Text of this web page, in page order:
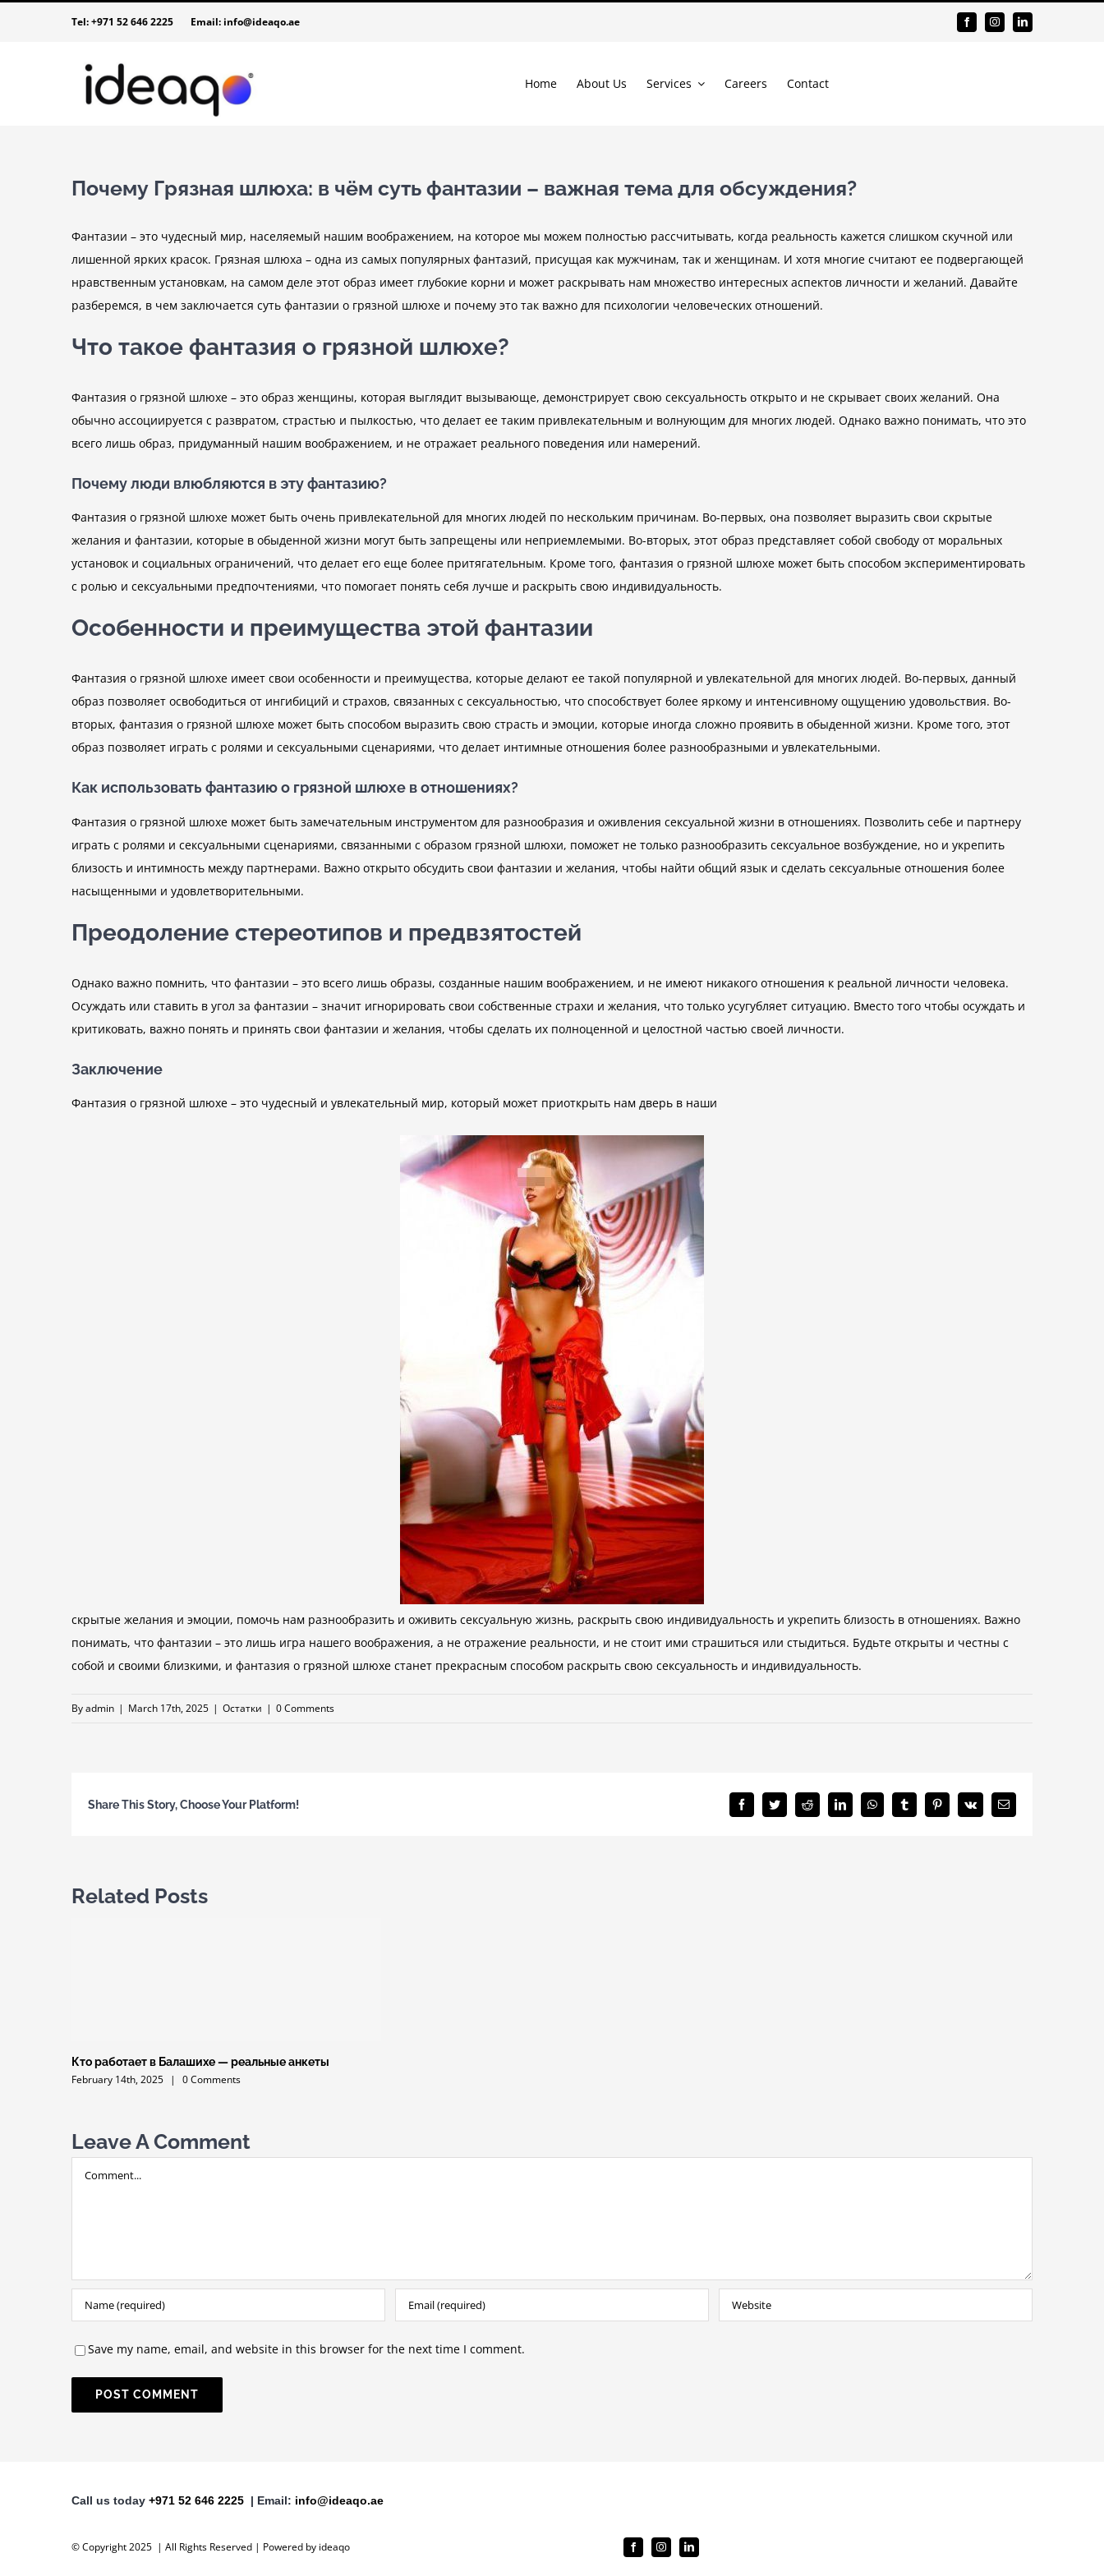
Tel:+971 52 646 2225 Email: info@ideaqo.ae
Home About Us Services Careers Contact
Почему Грязная шлюха: в чём суть фантазии – важная тема для обсуждения?
Фантазии – это чудесный мир, населяемый нашим воображением, на которое мы можем полностью рассчитывать, когда реальность кажется слишком скучной или
лишенной ярких красок. Грязная шлюха – одна из самых популярных фантазий, присущая как мужчинам, так и женщинам. И хотя многие считают ее подвергающей
нравственным установкам, на самом деле этот образ имеет глубокие корни и может раскрывать нам множество интересных аспектов личности и желаний. Давайте
разберемся, в чем заключается суть фантазии о грязной шлюхе и почему это так важно для психологии человеческих отношений.
Что такое фантазия о грязной шлюхе?
Фантазия о грязной шлюхе – это образ женщины, которая выглядит вызывающе, демонстрирует свою сексуальность открыто и не скрывает своих желаний. Она
обычно ассоциируется с развратом, страстью и пылкостью, что делает ее таким привлекательным и волнующим для многих людей. Однако важно понимать, что это
всего лишь образ, придуманный нашим воображением, и не отражает реального поведения или намерений.
Почему люди влюбляются в эту фантазию?
Фантазия о грязной шлюхе может быть очень привлекательной для многих людей по нескольким причинам. Во-первых, она позволяет выразить свои скрытые
желания и фантазии, которые в обыденной жизни могут быть запрещены или неприемлемыми. Во-вторых, этот образ представляет собой свободу от моральных
установок и социальных ограничений, что делает его еще более притягательным. Кроме того, фантазия о грязной шлюхе может быть способом экспериментировать
с ролью и сексуальными предпочтениями, что помогает понять себя лучше и раскрыть свою индивидуальность.
Особенности и преимущества этой фантазии
Фантазия о грязной шлюхе имеет свои особенности и преимущества, которые делают ее такой популярной и увлекательной для многих людей. Во-первых, данный
образ позволяет освободиться от ингибиций и страхов, связанных с сексуальностью, что способствует более яркому и интенсивному ощущению удовольствия. Во-
вторых, фантазия о грязной шлюхе может быть способом выразить свою страсть и эмоции, которые иногда сложно проявить в обыденной жизни. Кроме того, этот
образ позволяет играть с ролями и сексуальными сценариями, что делает интимные отношения более разнообразными и увлекательными.
Как использовать фантазию о грязной шлюхе в отношениях?
Фантазия о грязной шлюхе может быть замечательным инструментом для разнообразия и оживления сексуальной жизни в отношениях. Позволить себе и партнеру
играть с ролями и сексуальными сценариями, связанными с образом грязной шлюхи, поможет не только разнообразить сексуальное возбуждение, но и укрепить
близость и интимность между партнерами. Важно открыто обсудить свои фантазии и желания, чтобы найти общий язык и сделать сексуальные отношения более
насыщенными и удовлетворительными.
Преодоление стереотипов и предвзятостей
Однако важно помнить, что фантазии – это всего лишь образы, созданные нашим воображением, и не имеют никакого отношения к реальной личности человека.
Осуждать или ставить в угол за фантазии – значит игнорировать свои собственные страхи и желания, что только усугубляет ситуацию. Вместо того чтобы осуждать и
критиковать, важно понять и принять свои фантазии и желания, чтобы сделать их полноценной и целостной частью своей личности.
Заключение
Фантазия о грязной шлюхе – это чудесный и увлекательный мир, который может приоткрыть нам дверь в наши
скрытые желания и эмоции, помочь нам разнообразить и оживить сексуальную жизнь, раскрыть свою индивидуальность и укрепить близость в отношениях. Важно
понимать, что фантазии – это лишь игра нашего воображения, а не отражение реальности, и не стоит ими страшиться или стыдиться. Будьте открыты и честны с
собой и своими близкими, и фантазия о грязной шлюхе станет прекрасным способом раскрыть свою сексуальность и индивидуальность.
Byadmin | March 17th, 2025 | Остатки | 0 Comments
Share This Story, Choose Your Platform! FacebookTwitterReddit LinkedInWhatsAppTumblrPinterest
Vk Email
Related Posts
Кто работает в Балашихе — реальные анкеты
February 14th, 2025 | 0 Comments
Leave A Comment
Save my name, email, and website in this browser for the next time I comment.
Call us today +971 52 646 2225 | Email: info@ideaqo.ae
© Copyright 2025 | All Rights Reserved | Powered by ideaqo